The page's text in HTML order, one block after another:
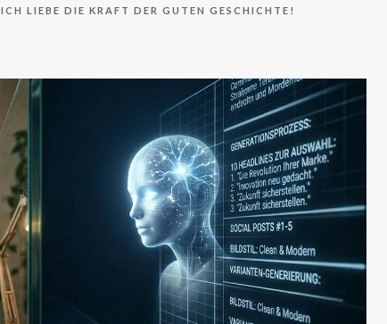
ICH LIEBE DIE KRAFT DER GUTEN GESCHICHTE!